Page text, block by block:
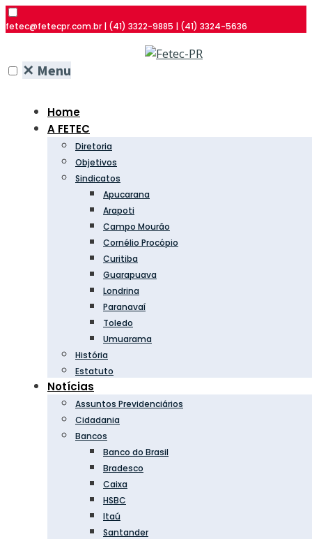
fetec@fetecpr.com.br | (41) 3322-9885 | (41) 3324-5636
✕ Menu
Home
A FETEC
Diretoria
Objetivos
Sindicatos
Apucarana
Arapoti
Campo Mourão
Cornélio Procópio
Curitiba
Guarapuava
Londrina
Paranavaí
Toledo
Umuarama
História
Estatuto
Notícias
Assuntos Previdenciários
Cidadania
Bancos
Banco do Brasil
Bradesco
Caixa
HSBC
Itaú
Santander